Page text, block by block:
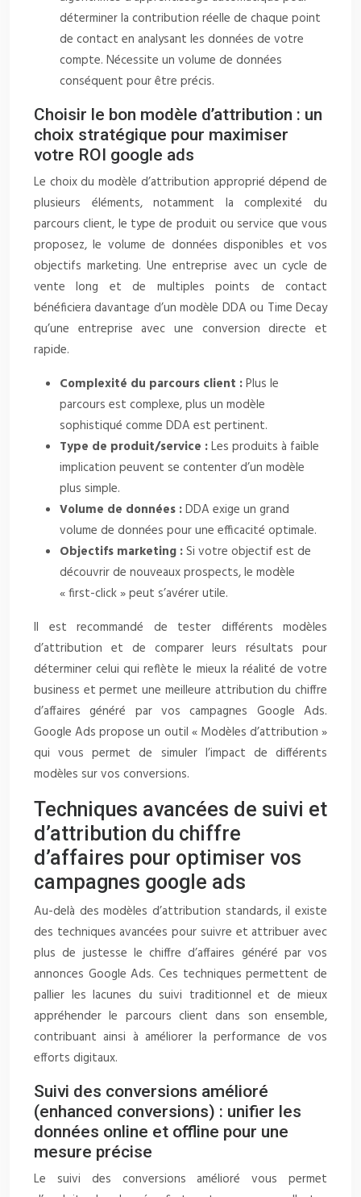
déterminer la contribution réelle de chaque point
de contact en analysant les données de votre
compte. Nécessite un volume de données
conséquent pour être précis.
Choisir le bon modèle d’attribution : un
choix stratégique pour maximiser
votre ROI google ads
Le choix du modèle d’attribution approprié dépend de
plusieurs éléments, notamment la complexité du
parcours client, le type de produit ou service que vous
proposez, le volume de données disponibles et vos
objectifs marketing. Une entreprise avec un cycle de
vente long et de multiples points de contact
bénéficiera davantage d’un modèle DDA ou Time Decay
qu’une entreprise avec une conversion directe et
rapide.
Complexité du parcours client :Plus le
parcours est complexe, plus un modèle
sophistiqué comme DDA est pertinent.
Type de produit/service :Les produits à faible
implication peuvent se contenter d’un modèle
plus simple.
Volume de données :DDA exige un grand
volume de données pour une efficacité optimale.
Objectifs marketing :Si votre objectif est de
découvrir de nouveaux prospects, le modèle
« first-click » peut s’avérer utile.
Il est recommandé de tester différents modèles
d’attribution et de comparer leurs résultats pour
déterminer celui qui reflète le mieux la réalité de votre
business et permet une meilleure attribution du chiffre
d’affaires généré par vos campagnes Google Ads.
Google Ads propose un outil « Modèles d’attribution »
qui vous permet de simuler l’impact de différents
modèles sur vos conversions.
Techniques avancées de suivi et
d’attribution du chiffre
d’affaires pour optimiser vos
campagnes google ads
Au-delà des modèles d’attribution standards, il existe
des techniques avancées pour suivre et attribuer avec
plus de justesse le chiffre d’affaires généré par vos
annonces Google Ads. Ces techniques permettent de
pallier les lacunes du suivi traditionnel et de mieux
appréhender le parcours client dans son ensemble,
contribuant ainsi à améliorer la performance de vos
efforts digitaux.
Suivi des conversions amélioré
(enhanced conversions) : unifier les
données online et offline pour une
mesure précise
Le suivi des conversions amélioré vous permet